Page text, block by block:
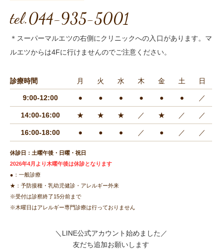
tel.044-935-5001
＊スーパーマルエツの右側にクリニックへの入口があります。マ
ルエツからは4Fに行けませんのでご注意ください。
診療時間 月 火 水 木 金 土 日
9:00-12:00 ● ● ● ● ● ● ／
14:00-16:00 ★ ★ ★ ／ ★ ／ ／
16:00-18:00 ● ● ● ／ ● ／ ／
休診日：土曜午後・日曜・祝日
2026年4月より木曜午後は休診となります
●：一般診療
★：予防接種・乳幼児健診・アレルギー外来
※受付は診察終了15分前まで
※木曜日はアレルギー専門診療は行っておりません
＼LINE公式アカウント始めました／
友だち追加お願いします